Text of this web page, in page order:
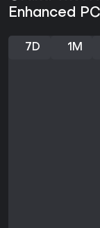
Enhanced
7D 1M